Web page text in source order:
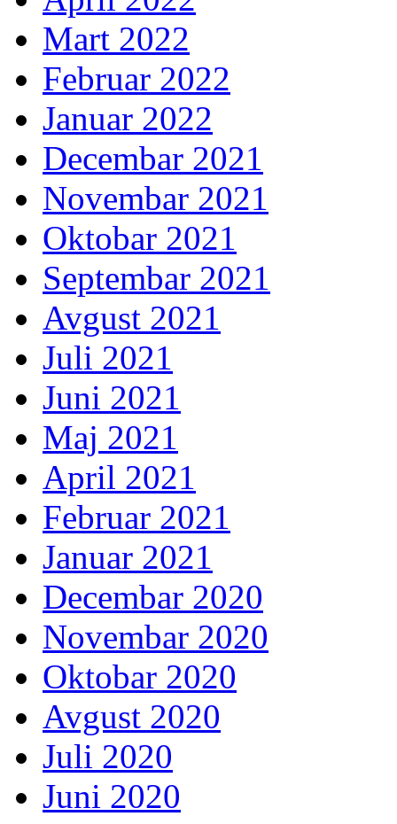
Mart 2022
Februar 2022
Januar 2022
Decembar 2021
Novembar 2021
Oktobar 2021
Septembar 2021
Avgust 2021
Juli 2021
Juni 2021
Maj 2021
April 2021
Februar 2021
Januar 2021
Decembar 2020
Novembar 2020
Oktobar 2020
Avgust 2020
Juli 2020
Juni 2020